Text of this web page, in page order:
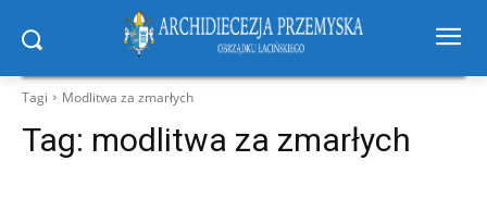
Tagi Modlitwa za zmarłych
Tag: modlitwa za zmarłych